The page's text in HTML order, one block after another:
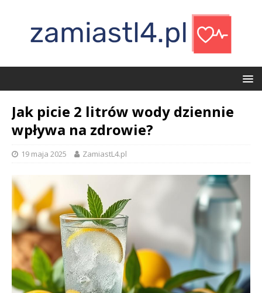
Jak picie 2 litrów wody dziennie
wpływa na zdrowie?
19 maja 2025 ZamiastL4.pl